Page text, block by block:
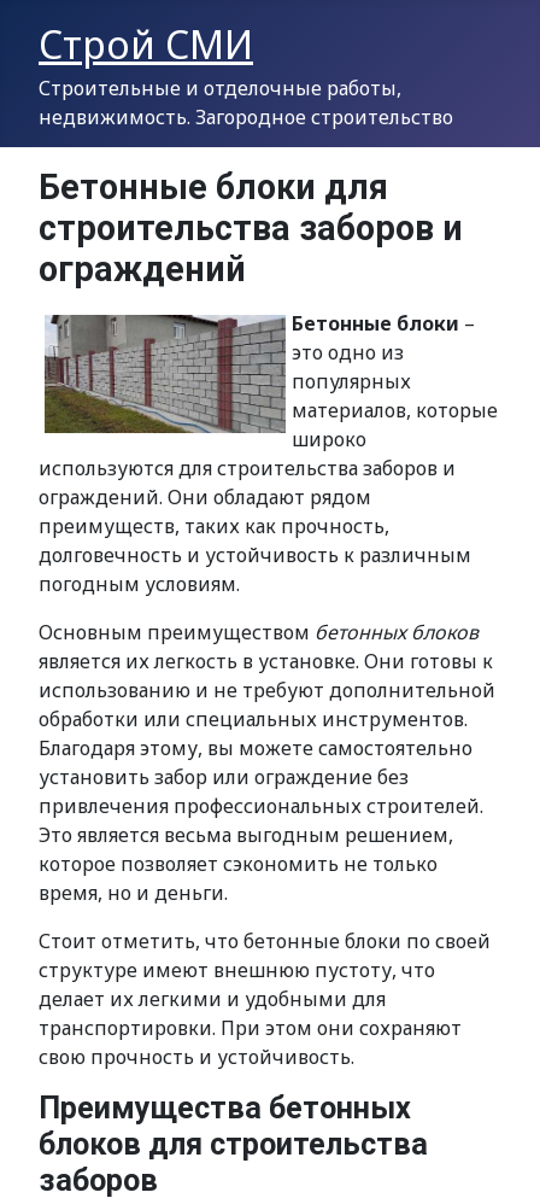
Строй СМИ
Строительные и отделочные работы,
недвижимость. Загородное строительство
Бетонные блоки для
строительства заборов и
ограждений
Бетонные блоки –
это одно из
популярных
материалов, которые
широко
используются для строительства заборов и
ограждений. Они обладают рядом
преимуществ, таких как прочность,
долговечность и устойчивость к различным
погодным условиям.
Основным преимуществом бетонных блоков
является их легкость в установке. Они готовы к
использованию и не требуют дополнительной
обработки или специальных инструментов.
Благодаря этому, вы можете самостоятельно
установить забор или ограждение без
привлечения профессиональных строителей.
Это является весьма выгодным решением,
которое позволяет сэкономить не только
время, но и деньги.
Стоит отметить, что бетонные блоки по своей
структуре имеют внешнюю пустоту, что
делает их легкими и удобными для
транспортировки. При этом они сохраняют
свою прочность и устойчивость.
Преимущества бетонных
блоков для строительства
заборов